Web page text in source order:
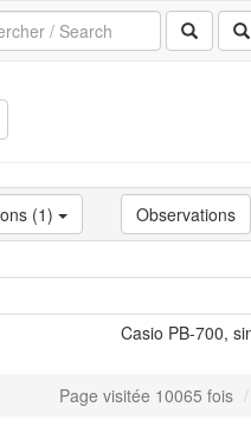
(1)
Observations
Casio PB-700,
Page visitée 10065 fois